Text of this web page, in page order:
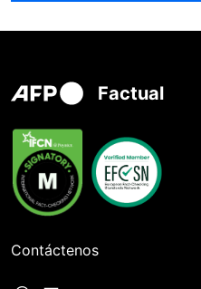
Factual
Contáctenos